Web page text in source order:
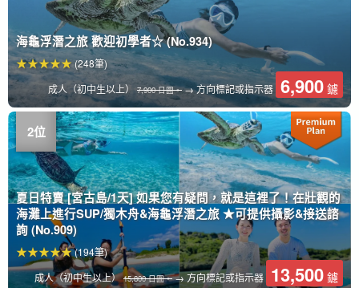
海龜浮潛之旅 歡迎初學者☆ (No.934)
成人（初中生以上）7,900 日圓。→ 方向標記或指示器 6,900 鑢
(248筆)
夏日特賣 [宮古島/1天] 如果您有疑問，就是這裡了！在壯觀的
海灘上進行SUP/獨木舟&海龜浮潛之旅 ★可提供攝影&接送諮
詢 (No.909)
成人（初中生以上）15,800 日圓。→ 方向標記或指示器 13,500 鑢
(194筆)